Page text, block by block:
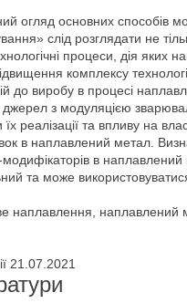
огляд основних способів
слід розглядати не
процеси, дія
комплексу
до виробу в процесі
з модуляцією
їх реалізації та впливу на
в наплавлений метал.
в
та може
наплавлення, наплавлений
21.07.2021